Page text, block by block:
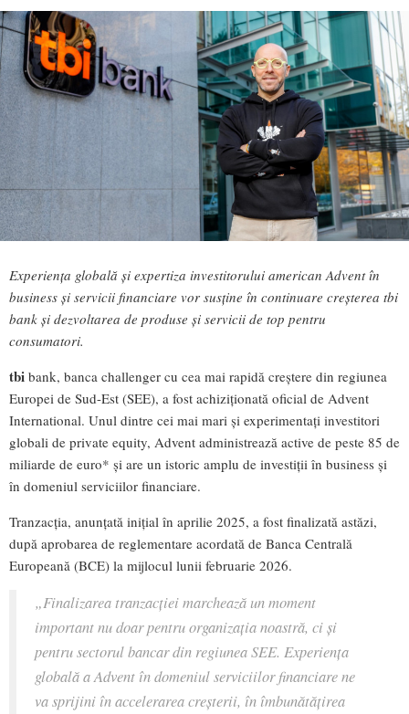
Experiența globală și expertiza investitorului american Advent în
business și servicii financiare vor susține în continuare creșterea tbi
bank și dezvoltarea de produse și servicii de top pentru
consumatori.
tbi bank, banca challenger cu cea mai rapidă creștere din regiunea
Europei de Sud-Est (SEE), a fost achiziționată oficial de Advent
International. Unul dintre cei mai mari și experimentați investitori
globali de private equity, Advent administrează active de peste 85 de
miliarde de euro* și are un istoric amplu de investiții în business și
în domeniul serviciilor financiare.
Tranzacția, anunțată inițial în aprilie 2025, a fost finalizată astăzi,
după aprobarea de reglementare acordată de Banca Centrală
Europeană (BCE) la mijlocul lunii februarie 2026.
„Finalizarea tranzacției marchează un moment
important nu doar pentru organizația noastră, ci și
pentru sectorul bancar din regiunea SEE. Experiența
globală a Advent în domeniul serviciilor financiare ne
va sprijini în accelerarea creșterii, în îmbunătățirea